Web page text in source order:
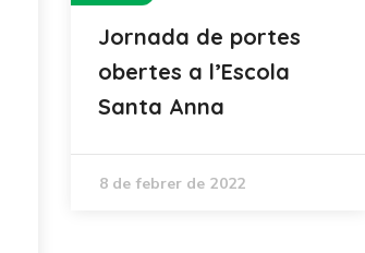
Jornada de portes
obertes a l’Escola
Santa Anna
8 de febrer de 2022